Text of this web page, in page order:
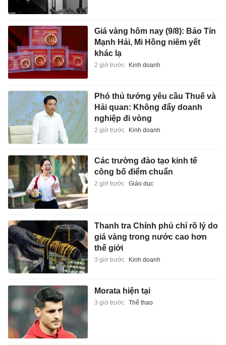
Giá vàng hôm nay (9/8): Bảo Tín
Mạnh Hải, Mi Hồng niêm yết
khác lạ
2 giờ trước Kinh doanh
Phó thủ tướng yêu cầu Thuế và
Hải quan: Không đẩy doanh
nghiệp đi vòng
2 giờ trước Kinh doanh
Các trường đào tạo kinh tế
công bố điểm chuẩn
2 giờ trước Giáo dục
Thanh tra Chính phủ chỉ rõ lý do
giá vàng trong nước cao hơn
thế giới
3 giờ trước Kinh doanh
Morata hiện tại
3 giờ trước Thể thao